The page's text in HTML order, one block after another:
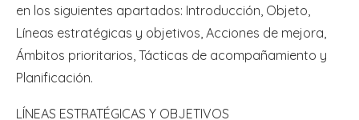
en los siguientes apartados: Introducción, Objeto,
Líneas estratégicas y objetivos, Acciones de mejora,
Ámbitos prioritarios, Tácticas de acompañamiento y
Planificación.
LÍNEAS ESTRATÉGICAS Y OBJETIVOS